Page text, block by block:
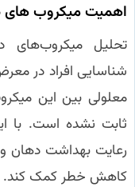
اهمیت میکروب‌ های
تحلیل میکروب‌های
شناسایی افراد در
معلولی بین این
ثابت نشده است. با
رعایت بهداشت دهان
کاهش خطر کمک کند.